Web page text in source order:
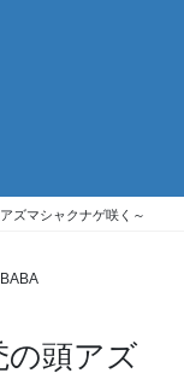
ズマシャクナゲ咲く～
の頭アズ